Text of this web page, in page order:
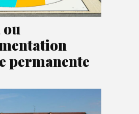
ou
permanente